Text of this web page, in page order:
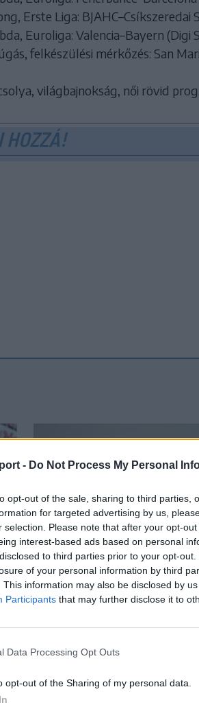
- Do Not Process My Personal
opt-out of the sale, sharing to third parties,
for targeted advertising by us,
selection. Please note that after your opt-
interest-based ads based on personal
to third parties prior to your opt-
of your personal information by third
This information may also be disclosed by
Participants that may further disclose it to
Data Processing Opt Outs
opt-out of the Sharing of my personal data.
Erste Liga:
Euroliga: Valencia–Bayern (Digi
felkészülési mérkőzés: San
világbajnokság, női rövid
HOZZÁ!
Neves klubokban
OSK új középhátvédje
Újabb tapasztalt labdarúgóval
a 34 éves Lindsay Rose-t